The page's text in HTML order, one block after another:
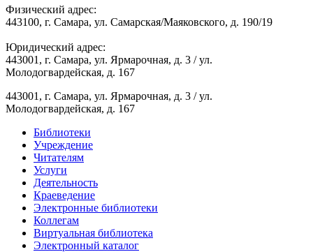
Физический адрес:
443100, г. Самара, ул. Самарская/Маяковского, д. 190/19
Юридический адрес:
443001, г. Самара, ул. Ярмарочная, д. 3 / ул.
Молодогвардейская, д. 167
443001, г. Самара, ул. Ярмарочная, д. 3 / ул.
Молодогвардейская, д. 167
Библиотеки
Учреждение
Читателям
Услуги
Деятельность
Краеведение
Электронные библиотеки
Коллегам
Виртуальная библиотека
Электронный каталог